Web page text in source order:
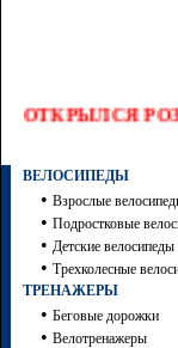
ОТКРЫЛСЯ
ВЕЛОСИПЕДЫ
• Взрослые
• Подростковые
• Детские велосипеды
• Трехколесные
ТРЕНАЖЕРЫ
• Беговые дорожки
• Велотренажеры